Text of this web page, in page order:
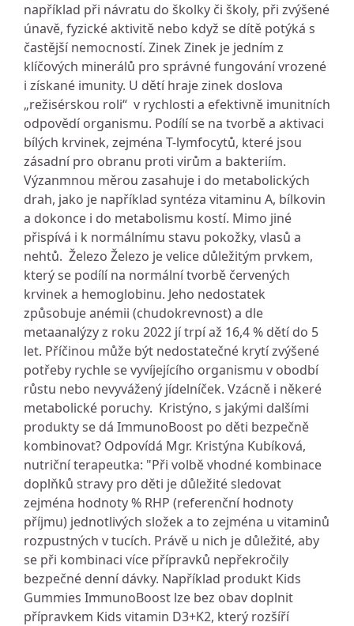
například při návratu do školky či školy, při zvýšené
únavě, fyzické aktivitě nebo když se dítě potýká s
častější nemocností. Zinek Zinek je jedním z
klíčových minerálů pro správné fungování vrozené
i získané imunity. U dětí hraje zinek doslova
„režisérskou roli“ v rychlosti a efektivně imunitních
odpovědí organismu. Podílí se na tvorbě a aktivaci
bílých krvinek, zejména T-lymfocytů, které jsou
zásadní pro obranu proti virům a bakteriím.
Výzanmnou měrou zasahuje i do metabolických
drah, jako je například syntéza vitaminu A, bílkovin
a dokonce i do metabolismu kostí. Mimo jiné
přispívá i k normálnímu stavu pokožky, vlasů a
nehtů. Železo Železo je velice důležitým prvkem,
který se podílí na normální tvorbě červených
krvinek a hemoglobinu. Jeho nedostatek
způsobuje anémii (chudokrevnost) a dle
metaanalýzy z roku 2022 jí trpí až 16,4 % dětí do 5
let. Příčinou může být nedostatečné krytí zvýšené
potřeby rychle se vyvíjejícího organismu v obodbí
růstu nebo nevyvážený jídelníček. Vzácně i někeré
metabolické poruchy. Kristýno, s jakými dalšími
produkty se dá ImmunoBoost po děti bezpečně
kombinovat? Odpovídá Mgr. Kristýna Kubíková,
nutriční terapeutka: "Při volbě vhodné kombinace
doplňků stravy pro děti je důležité sledovat
zejména hodnoty % RHP (referenční hodnoty
příjmu) jednotlivých složek a to zejména u vitaminů
rozpustných v tucích. Právě u nich je důležité, aby
se při kombinaci více přípravků nepřekročily
bezpečné denní dávky. Například produkt Kids
Gummies ImmunoBoost lze bez obav doplnit
přípravkem Kids vitamin D3+K2, který rozšíří